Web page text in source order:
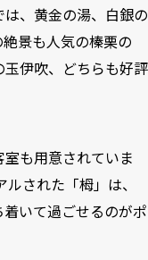
は、黄金の湯、白銀の
景も人気の榛栗の
伊吹、どちらも好評
も用意されていま
された「栂」は、
いて過ごせるのがポ